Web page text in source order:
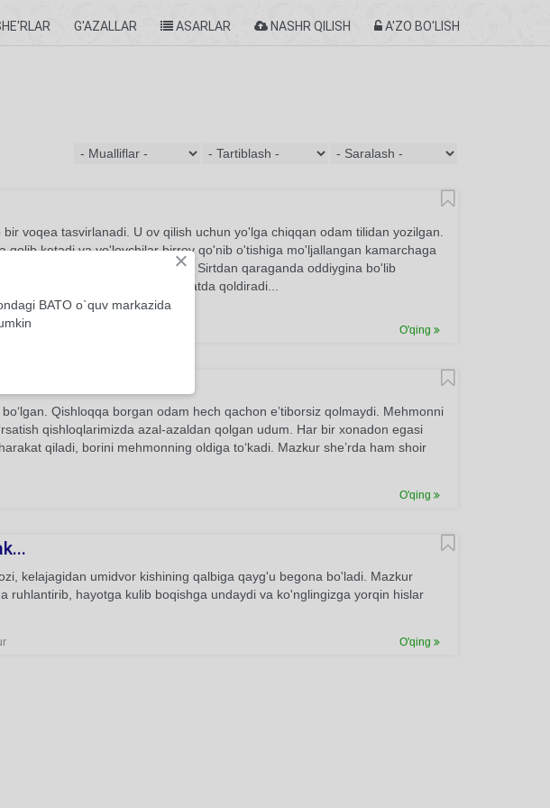
G'AZALLAR ASARLAR NASHR QILISH A'ZO BO'LISH
bir voqea tasvirlanadi. U ov qilish uchun yo'lga chiqqan odam tilidan yozilgan.
qolib ketadi va yo'lovchilar birrov qo'nib o'tishiga mo'ljallangan kamarchaga
yana bir kishi bor edi. Sirtdan qaraganda oddiygina bo'lib
hikoya so'ngida ovchi yigitni hayratda qoldiradi...
O'qing
Qishloqqa borgan odam hech qachon e’tiborsiz qolmaydi. Mehmonni
qishloqlarimizda azal-azaldan qolgan udum. Har bir xonadon egasi
qiladi, borini mehmonning oldiga to‘kadi. Mazkur she’rda ham shoir
O'qing
kelajagidan umidvor kishining qalbiga qayg'u begona bo'ladi. Mazkur
ruhlantirib, hayotga kulib boqishga undaydi va ko'nglingizga yorqin hislar
O'qing
×
BATO o`quv markazida